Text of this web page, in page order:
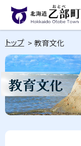
へ
メ
ニ
へ
北海道乙部町
Hokkaido Otobe Town
トップ 教育文化
教育文化